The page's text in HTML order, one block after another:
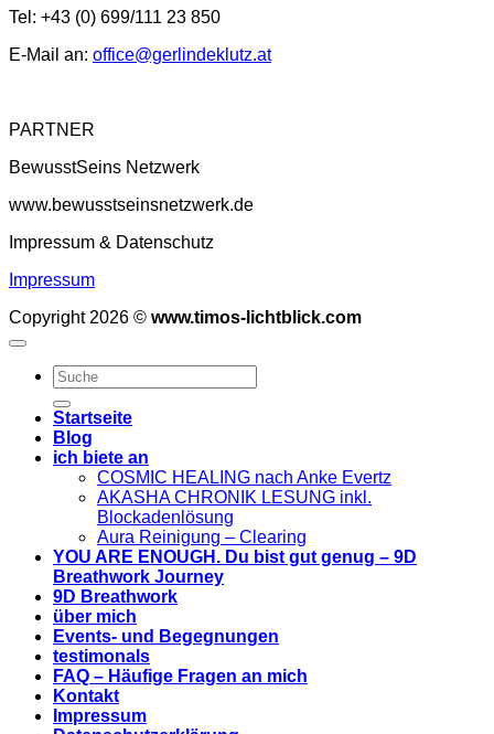
Tel: +43 (0) 699/111 23 850
E-Mail an: office@gerlindeklutz.at
PARTNER
BewusstSeins Netzwerk
www.bewusstseinsnetzwerk.de
Impressum & Datenschutz
Impressum
Copyright 2026 © www.timos-lichtblick.com
Startseite
Blog
ich biete an
COSMIC HEALING nach Anke Evertz
AKASHA CHRONIK LESUNG inkl.
Blockadenlösung
Aura Reinigung – Clearing
YOU ARE ENOUGH. Du bist gut genug – 9D
Breathwork Journey
9D Breathwork
über mich
Events- und Begegnungen
testimonals
FAQ – Häufige Fragen an mich
Kontakt
Impressum